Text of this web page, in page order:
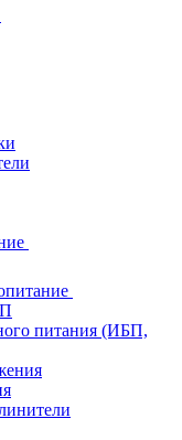
питания (ИБП,